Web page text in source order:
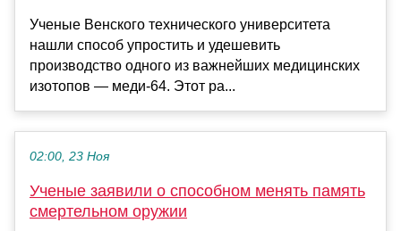
Ученые Венского технического университета
нашли способ упростить и удешевить
производство одного из важнейших медицинских
изотопов — меди-64. Этот ра...
02:00, 23 Ноя
Ученые заявили о способном менять память
смертельном оружии